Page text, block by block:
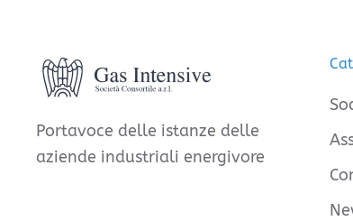
Portavoce delle istanze delle
aziende industriali energivore